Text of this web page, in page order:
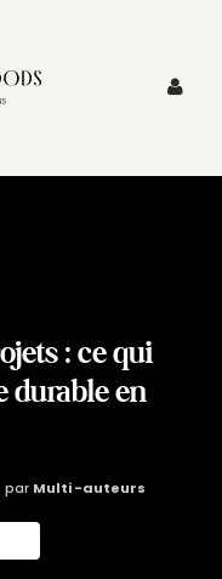
: ce qui
durable en
par Multi -auteurs